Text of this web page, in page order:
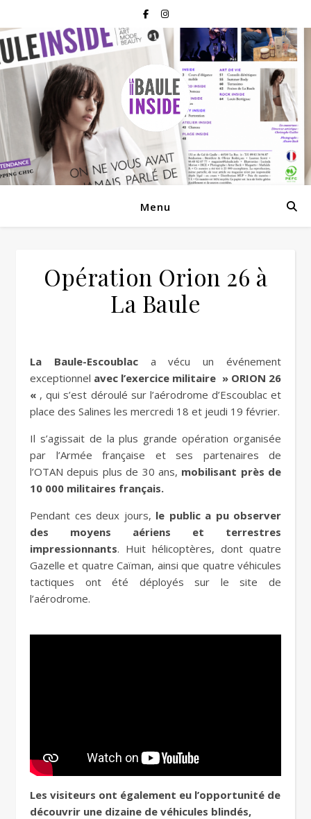
Menu
Opération Orion 26 à
La Baule
La Baule-Escoublaca vécu un événement
exceptionnel avec l’exercice militaire » ORION 26
« , qui s’est déroulé sur l’aérodrome d’Escoublac et
place des Salines les mercredi 18 et jeudi 19 février.
Il s’agissait de la plus grande opération organisée
par l’Armée française et ses partenaires de
l’OTAN depuis plus de 30 ans, mobilisant près de
10 000 militaires français.
Pendant ces deux jours, le public a pu observer
des moyens aériens et terrestres
impressionnants. Huit hélicoptères, dont quatre
Gazelle et quatre Caïman, ainsi que quatre véhicules
tactiques ont été déployés sur le site de
l’aérodrome.
Les visiteurs ont également eu l’opportunité de
découvrir une dizaine de véhicules blindés,